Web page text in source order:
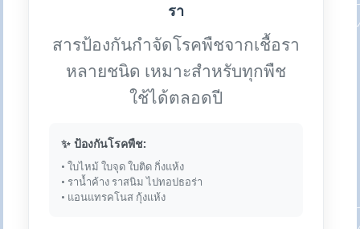
รา
สารป้องกันกำจัดโรคพืชจากเชื้อรา
หลายชนิด เหมาะสำหรับทุกพืช
ใช้ได้ตลอดปี
✨ ป้องกันโรคพืช:
• ใบไหม้ ใบจุด ใบติด กิ่งแห้ง
• ราน้ำค้าง ราสนิม ไปทอปธอร่า
• แอนแทรคโนส กุ้งแห้ง